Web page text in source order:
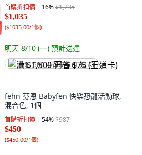
首購折扣價 16%$1,235
$1,035
($1035.00/1個)
明天 8/10 (一) 預計送達
满 $1,500 再省 $75 (王道卡)
fehn 芬恩 Babyfen 快樂恐龍活動球,
混合色, 1個
首購折扣價 54%$987
$450
($450.00/1個)